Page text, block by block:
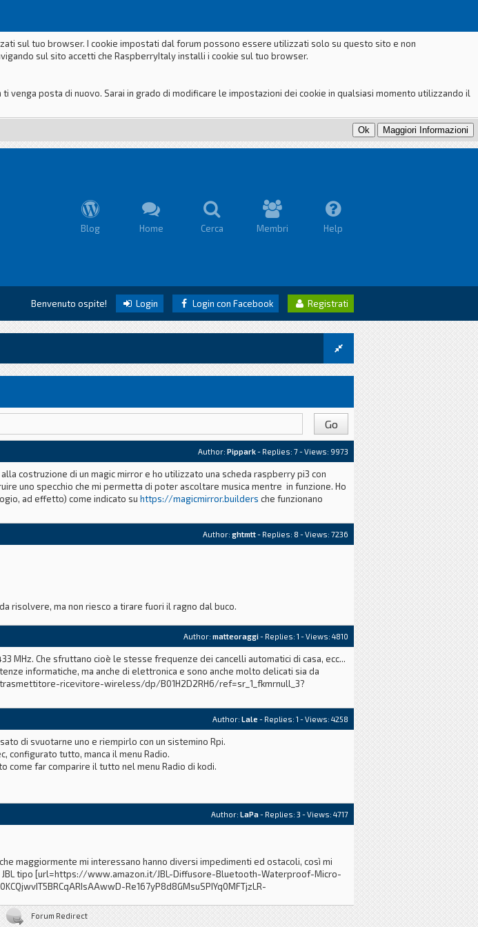
sul tuo browser. I cookie impostati dal forum possono essere utilizzati solo su questo sito e non
sul sito accetti che RaspberryItaly installi i cookie sul tuo browser.
posta di nuovo. Sarai in grado di modificare le impostazioni dei cookie in qualsiasi momento utilizzando il
Blog Home Cerca Membri Help
Benvenuto ospite! Login Login con Facebook Registrati
Author: Pippark- Replies: 7- Views: 9973
costruzione di un magic mirror e ho utilizzato una scheda raspberry pi3 con
uno specchio che mi permetta di poter ascoltare musica mentre in funzione. Ho
ad effetto) come indicato su https://magicmirror.builders che funzionano
Author: ghtmtt- Replies: 8 - Views: 7236
risolvere, ma non riesco a tirare fuori il ragno dal buco.
di radio) che possa controllare con una app dallo smarphone.
Author: matteoraggi- Replies: 1 - Views: 4810
Che sfruttano cioè le stesse frequenze dei cancelli automatici di casa, ecc...
informatiche, ma anche di elettronica e sono anche molto delicati sia da
ricevitore-wireless/dp/B01H2D2RH6/ref=sr_1_fkmrnull_3?
Author: Lale - Replies: 1 - Views: 4258
di svuotarne uno e riempirlo con un sistemino Rpi.
configurato tutto, manca il menu Radio.
come far comparire il tutto nel menu Radio di kodi.
Author: LaPa- Replies: 3 - Views: 4717
maggiormente mi interessano hanno diversi impedimenti ed ostacoli, così mi
JBL tipo [url=https://www.amazon.it/JBL-Diffusore-Bluetooth-Waterproof-Micro-
Re167yP8d8GMsuSPIYq0MFTjzLR-
Forum Redirect